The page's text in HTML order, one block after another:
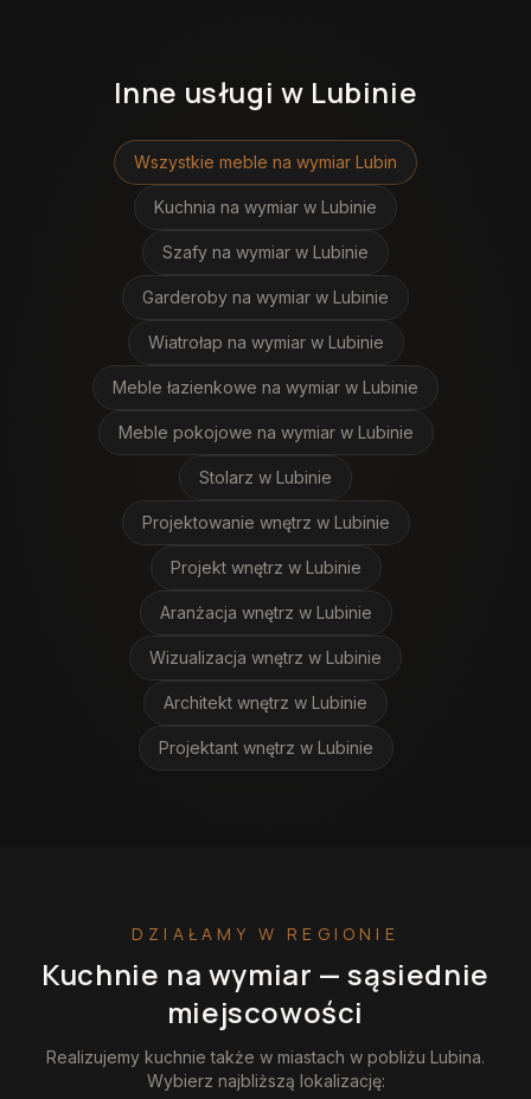
Inne usługi w Lubinie
Wszystkie meble na wymiar Lubin
Kuchnia na wymiar w Lubinie
Szafy na wymiar w Lubinie
Garderoby na wymiar w Lubinie
Wiatrołap na wymiar w Lubinie
Meble łazienkowe na wymiar w Lubinie
Meble pokojowe na wymiar w Lubinie
Stolarz w Lubinie
Projektowanie wnętrz w Lubinie
Projekt wnętrz w Lubinie
Aranżacja wnętrz w Lubinie
Wizualizacja wnętrz w Lubinie
Architekt wnętrz w Lubinie
Projektant wnętrz w Lubinie
DZIAŁAMY W REGIONIE
Kuchnie na wymiar — sąsiednie
miejscowości
Realizujemy kuchnie także w miastach w pobliżu Lubina.
Wybierz najbliższą lokalizację: